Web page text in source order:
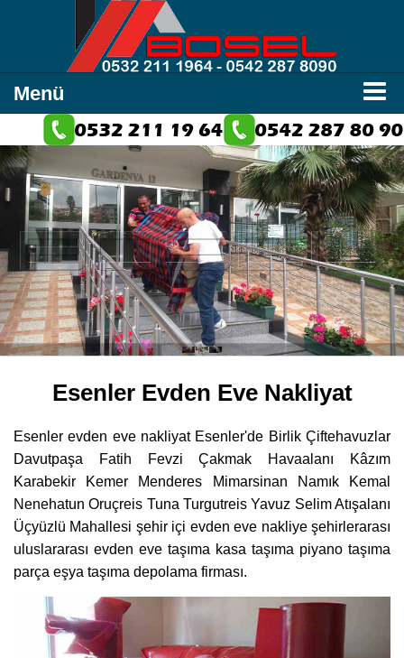
Menü
Esenler Evden Eve Nakliyat
Esenler evden eve nakliyat Esenler'de Birlik Çiftehavuzlar
Davutpaşa Fatih Fevzi Çakmak Havaalanı Kâzım
Karabekir Kemer Menderes Mimarsinan Namık Kemal
Nenehatun Oruçreis Tuna Turgutreis Yavuz Selim Atışalanı
Üçyüzlü Mahallesi şehir içi evden eve nakliye şehirlerarası
uluslararası evden eve taşıma kasa taşıma piyano taşıma
parça eşya taşıma depolama firması.